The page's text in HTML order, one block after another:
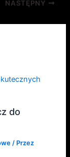
NASTĘPNY
do
/ Przez